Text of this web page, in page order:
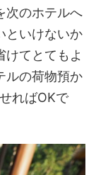
次のホテルへ
といけないか
けてとてもよ
ルの荷物預か
ればOKで